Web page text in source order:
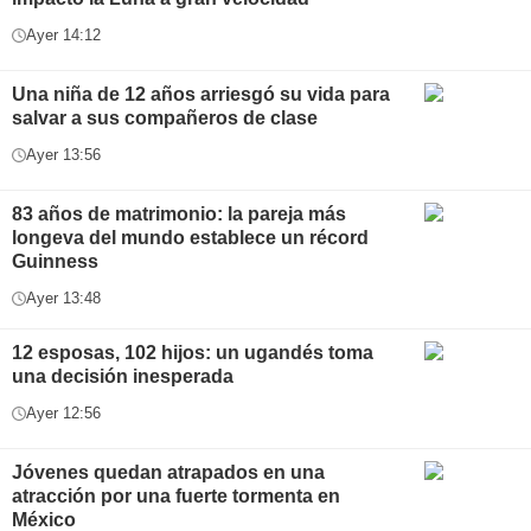
Ayer 14:12
Una niña de 12 años arriesgó su vida para
salvar a sus compañeros de clase
Ayer 13:56
83 años de matrimonio: la pareja más
longeva del mundo establece un récord
Guinness
Ayer 13:48
12 esposas, 102 hijos: un ugandés toma
una decisión inesperada
Ayer 12:56
Jóvenes quedan atrapados en una
atracción por una fuerte tormenta en
México